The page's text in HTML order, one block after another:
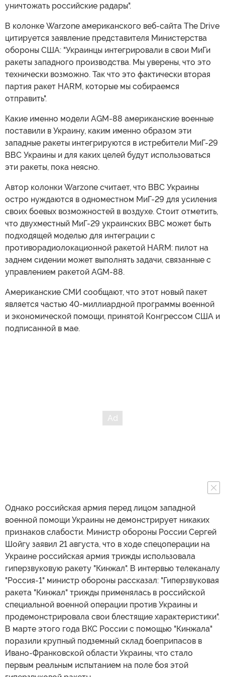
уничтожать российские радары".
В колонке Warzone американского веб-сайта The Drive
цитируется заявление представителя Министерства
обороны США: "Украинцы интегрировали в свои МиГи
ракеты западного производства. Мы уверены, что это
технически возможно. Так что это фактически вторая
партия ракет HARM, которые мы собираемся
отправить".
Какие именно модели AGM-88 американские военные
поставили в Украину, каким именно образом эти
западные ракеты интегрируются в истребители МиГ-29
ВВС Украины и для каких целей будут использоваться
эти ракеты, пока неясно.
Автор колонки Warzone считает, что ВВС Украины
остро нуждаются в одноместном МиГ-29 для усиления
своих боевых возможностей в воздухе. Стоит отметить,
что двухместный МиГ-29 украинских ВВС может быть
подходящей моделью для интеграции с
противорадиолокационной ракетой HARM: пилот на
заднем сидении может выполнять задачи, связанные с
управлением ракетой AGM-88.
Американские СМИ сообщают, что этот новый пакет
является частью 40-миллиардной программы военной
и экономической помощи, принятой Конгрессом США и
подписанной в мае.
Однако российская армия перед лицом западной
военной помощи Украины не демонстрирует никаких
признаков слабости. Министр обороны России Сергей
Шойгу заявил 21 августа, что в ходе спецоперации на
Украине российская армия трижды использовала
гиперзвуковую ракету "Кинжал". В интервью телеканалу
"Россия-1" министр обороны рассказал: "Гиперзвуковая
ракета "Кинжал" трижды применялась в российской
специальной военной операции против Украины и
продемонстрировала свои блестящие характеристики".
В марте этого года ВКС России с помощью "Кинжала"
поразили крупный подземный склад боеприпасов в
Ивано-Франковской области Украины, что стало
первым реальным испытанием на поле боя этой